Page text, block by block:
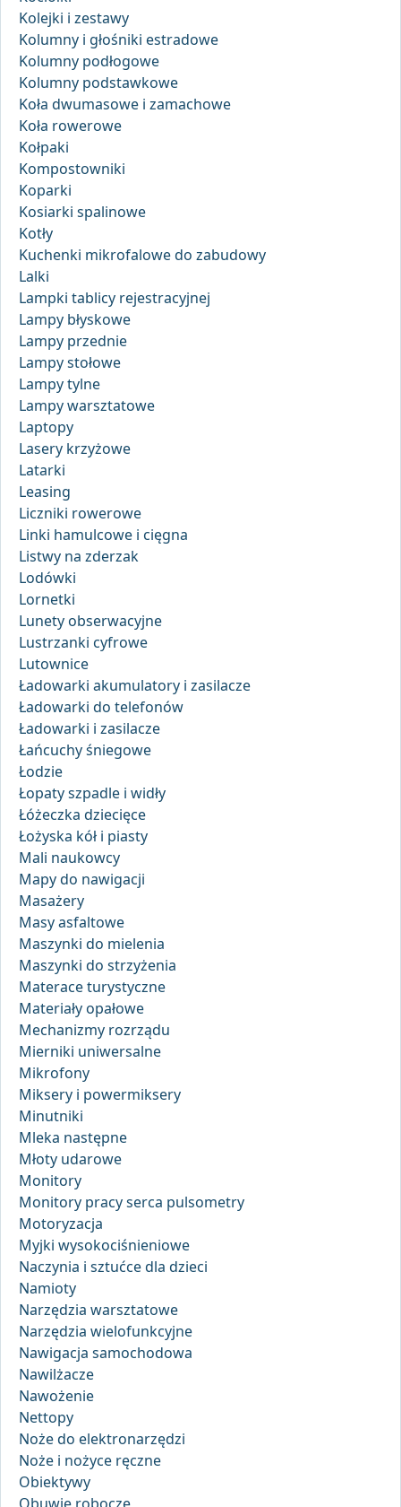
Kolejki i zestawy
Kolumny i głośniki estradowe
Kolumny podłogowe
Kolumny podstawkowe
Koła dwumasowe i zamachowe
Koła rowerowe
Kołpaki
Kompostowniki
Koparki
Kosiarki spalinowe
Kotły
Kuchenki mikrofalowe do zabudowy
Lalki
Lampki tablicy rejestracyjnej
Lampy błyskowe
Lampy przednie
Lampy stołowe
Lampy tylne
Lampy warsztatowe
Laptopy
Lasery krzyżowe
Latarki
Leasing
Liczniki rowerowe
Linki hamulcowe i cięgna
Listwy na zderzak
Lodówki
Lornetki
Lunety obserwacyjne
Lustrzanki cyfrowe
Lutownice
Ładowarki akumulatory i zasilacze
Ładowarki do telefonów
Ładowarki i zasilacze
Łańcuchy śniegowe
Łodzie
Łopaty szpadle i widły
Łóżeczka dziecięce
Łożyska kół i piasty
Mali naukowcy
Mapy do nawigacji
Masażery
Masy asfaltowe
Maszynki do mielenia
Maszynki do strzyżenia
Materace turystyczne
Materiały opałowe
Mechanizmy rozrządu
Mierniki uniwersalne
Mikrofony
Miksery i powermiksery
Minutniki
Mleka następne
Młoty udarowe
Monitory
Monitory pracy serca pulsometry
Motoryzacja
Myjki wysokociśnieniowe
Naczynia i sztućce dla dzieci
Namioty
Narzędzia warsztatowe
Narzędzia wielofunkcyjne
Nawigacja samochodowa
Nawilżacze
Nawożenie
Nettopy
Noże do elektronarzędzi
Noże i nożyce ręczne
Obiektywy